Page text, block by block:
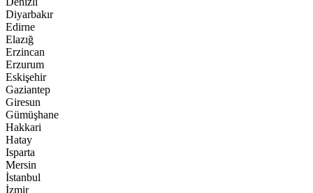
Diyarbakır
Edirne
Elazığ
Erzincan
Erzurum
Eskişehir
Gaziantep
Giresun
Gümüşhane
Hakkari
Hatay
Isparta
Mersin
İstanbul
İzmir